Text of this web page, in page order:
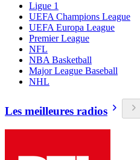
Ligue 1
UEFA Champions League
UEFA Europa League
Premier League
NFL
NBA Basketball
Major League Baseball
NHL
Les meilleures radios